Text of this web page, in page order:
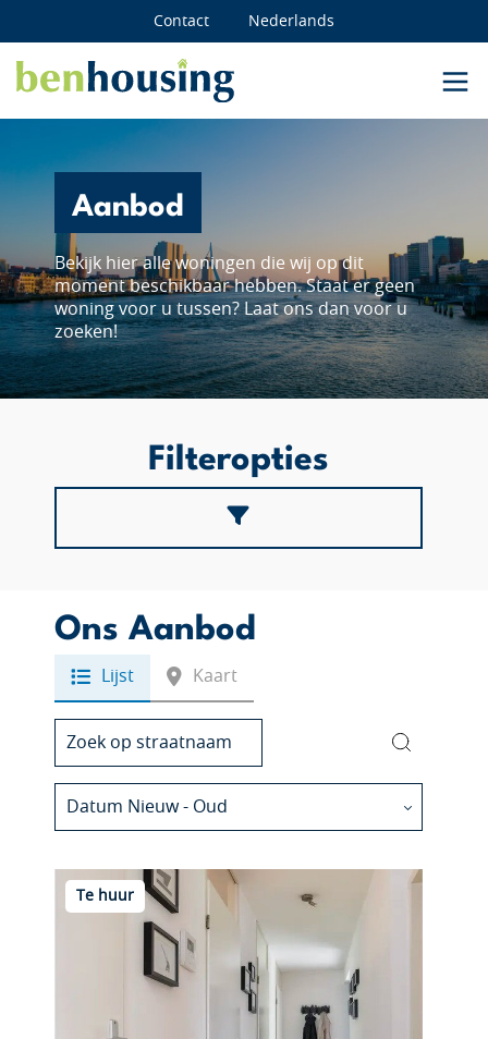
Contact Nederlands
Aanbod
Bekijk hier alle woningen die wij op dit
moment beschikbaar hebben. Staat er geen
woning voor u tussen? Laat ons dan voor u
zoeken!
Filteropties
Ons Aanbod
Lijst Kaart
Te huur